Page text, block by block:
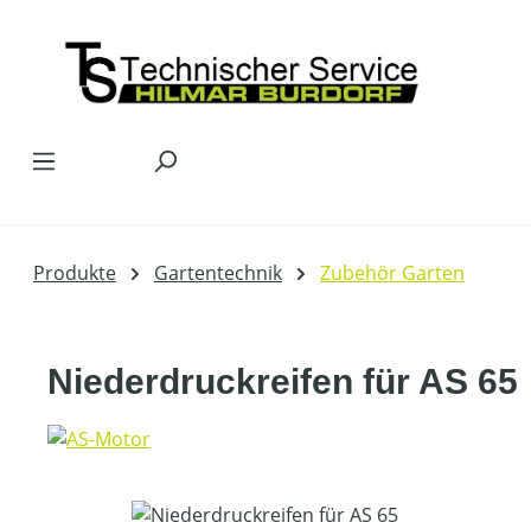
Produkte Gartentechnik Zubehör Garten
Niederdruckreifen für AS 65
Bildergalerie überspringen